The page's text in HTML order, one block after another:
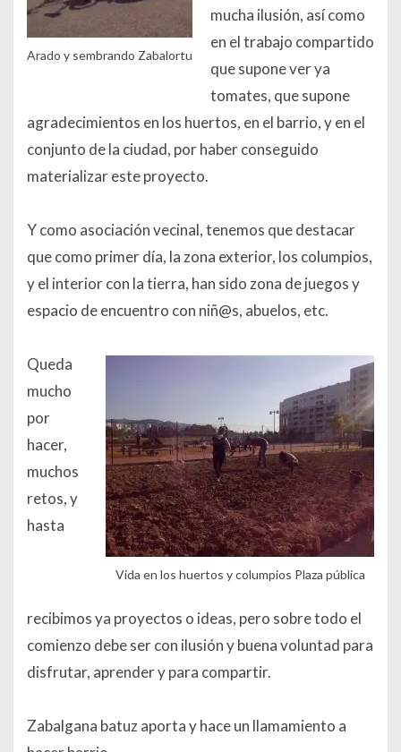
Arado y sembrando Zabalortu
mucha ilusión, así como
en el trabajo compartido
que supone ver ya
tomates, que supone
agradecimientos en los huertos, en el barrio, y en el
conjunto de la ciudad, por haber conseguido
materializar este proyecto.
Y como asociación vecinal, tenemos que destacar
que como primer día, la zona exterior, los columpios,
y el interior con la tierra, han sido zona de juegos y
espacio de encuentro con niñ@s, abuelos, etc.
Vida en los huertos y columpios Plaza pública
Queda
mucho
por
hacer,
muchos
retos, y
hasta
recibimos ya proyectos o ideas, pero sobre todo el
comienzo debe ser con ilusión y buena voluntad para
disfrutar, aprender y para compartir.
Zabalgana batuz aporta y hace un llamamiento a